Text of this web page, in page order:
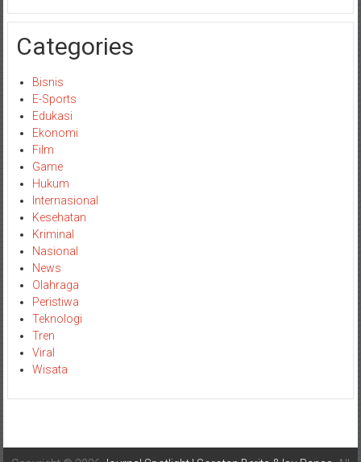
Categories
Bisnis
E-Sports
Edukasi
Ekonomi
Film
Game
Hukum
Internasional
Kesehatan
Kriminal
Nasional
News
Olahraga
Peristiwa
Teknologi
Tren
Viral
Wisata